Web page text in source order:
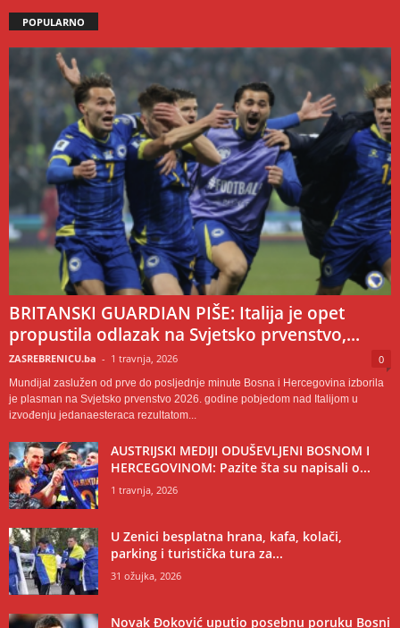
POPULARNO
BRITANSKI GUARDIAN PIŠE: Italija je opet
propustila odlazak na Svjetsko prvenstvo,...
ZASREBRENICU.ba - 1 travnja, 2026 0
Mundijal zaslužen od prve do posljednje minute Bosna i Hercegovina izborila
je plasman na Svjetsko prvenstvo 2026. godine pobjedom nad Italijom u
izvođenju jedanaesteraca rezultatom...
AUSTRIJSKI MEDIJI ODUŠEVLJENI BOSNOM I
HERCEGOVINOM: Pazite šta su napisali o...
1 travnja, 2026
U Zenici besplatna hrana, kafa, kolači,
parking i turistička tura za...
31 ožujka, 2026
Novak Đoković uputio posebnu poruku Bosni